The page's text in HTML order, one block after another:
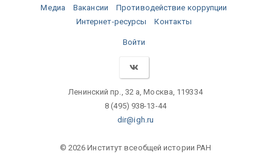
Медиа Вакансии
Противодействие коррупции
Интернет-ресурсы
Контакты
Войти
Ленинский пр., 32 а, Москва, 119334
8 (495) 938-13-44
dir@igh.ru
© 2026 Институт всеобщей истории РАН